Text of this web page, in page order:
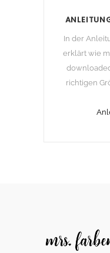
In der
erklärt wie
richtigen